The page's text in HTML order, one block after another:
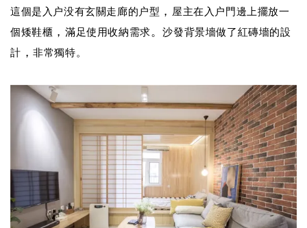
這個是 入户没有玄關走廊的户型 ，
屋主在入户門邊上擺放一
個矮鞋櫃 ，滿足使用收納需求。沙發背景墻做了紅磚墻的設
計 ，非常獨特。